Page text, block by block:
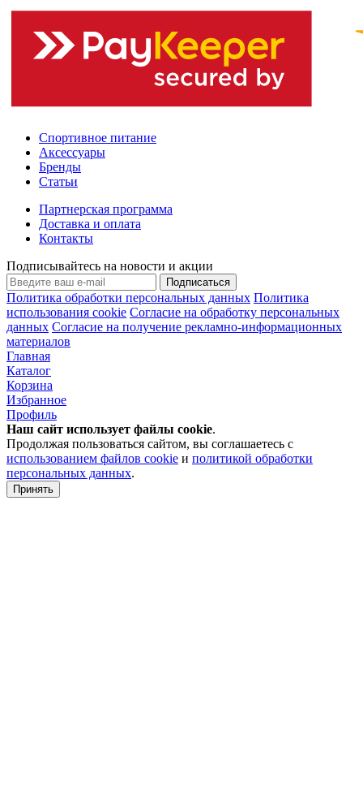
Спортивное питание
Аксессуары
Бренды
Статьи
Партнерская программа
Доставка и оплата
Контакты
Подписывайтесь на новости и акции
Подписаться
Политика обработки персональных данных Политика
использования cookie Согласие на обработку персональных
данных Согласие на получение рекламно-информационных
материалов
Главная
Каталог
Корзина
Избранное
Профиль
Наш сайт использует файлы cookie.
Продолжая пользоваться сайтом, вы соглашаетесь с
использованием файлов cookie и политикой обработки
персональных данных.
Принять